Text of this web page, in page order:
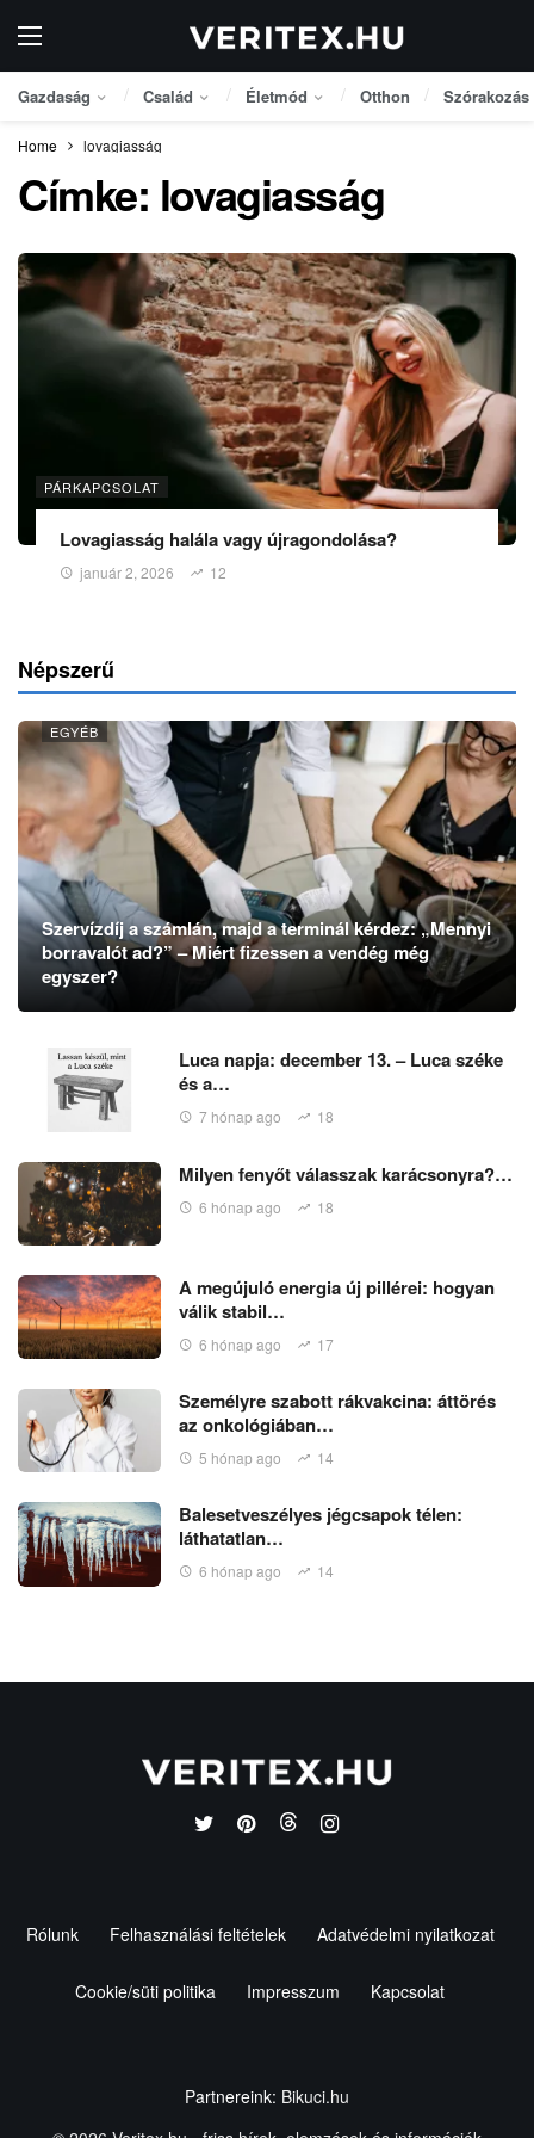
Gazdaság Család Életmód Otthon Szórakozás
Home lovagiasság
Címke: lovagiasság
PÁRKAPCSOLAT
Lovagiasság halála vagy újragondolása?
január 2, 2026 12
Népszerű
EGYÉB
Szervízdíj a számlán, majd a terminál kérdez: „Mennyi
borravalót ad?” – Miért fizessen a vendég még
egyszer?
Luca napja: december 13. – Luca széke
és a…
7 hónap ago 18
Milyen fenyőt válasszak karácsonyra?…
6 hónap ago 18
A megújuló energia új pillérei: hogyan
válik stabil…
6 hónap ago 17
Személyre szabott rákvakcina: áttörés
az onkológiában…
5 hónap ago 14
Balesetveszélyes jégcsapok télen:
láthatatlan…
6 hónap ago 14
Rólunk Felhasználási feltételek Adatvédelmi nyilatkozat
Cookie/süti politika Impresszum Kapcsolat
Partnereink: Bikuci.hu